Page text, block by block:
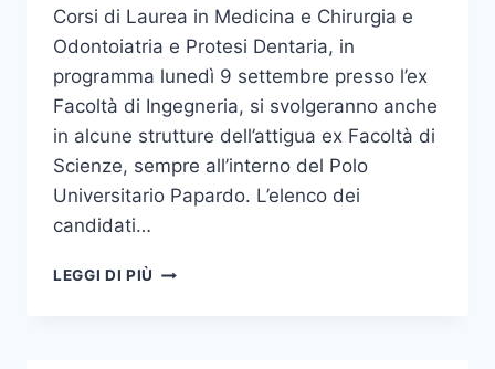
Corsi di Laurea in Medicina e Chirurgia e
Odontoiatria e Protesi Dentaria, in
programma lunedì 9 settembre presso l’ex
Facoltà di Ingegneria, si svolgeranno anche
in alcune strutture dell’attigua ex Facoltà di
Scienze, sempre all’interno del Polo
Universitario Papardo. L’elenco dei
candidati…
LEGGI DI PIÙ PROVE